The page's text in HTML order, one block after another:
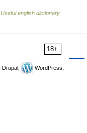
Useful english dictionary
18+
Drupal,
WordPress,